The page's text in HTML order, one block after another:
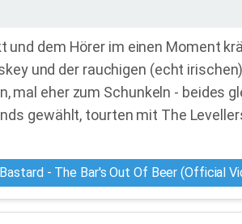
dem Hörer im einen Moment
und der rauchigen (echt
mal eher zum Schunkeln - beides
gewählt, tourten mit The
- The Bar's Out Of Beer (Official